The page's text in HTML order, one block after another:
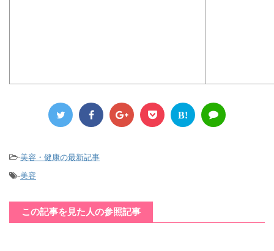
B!
-美容・健康の最新記事
-美容
この記事を見た人の参照記事